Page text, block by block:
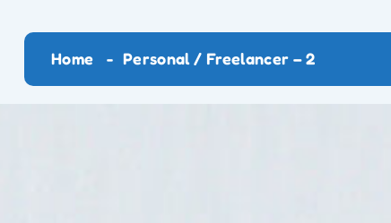
Home Personal / Freelancer – 2